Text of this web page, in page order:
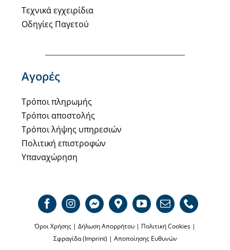
Τεχνικά εγχειρίδια
Οδηγίες Παγετού
Αγορές
Τρόποι πληρωμής
Τρόποι αποστολής
Τρόποι λήψης υπηρεσιών
Πολιτική επιστροφών
Υπαναχώρηση
Όροι Χρήσης | Δήλωση Απορρήτου | Πολιτική Cookies |
Σφραγίδα (Imprint) | Αποποίησης Ευθυνών